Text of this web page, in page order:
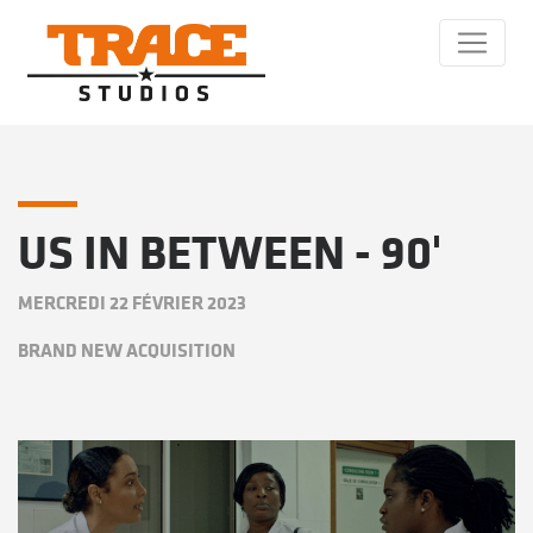
US IN BETWEEN - 90'
MERCREDI 22 FÉVRIER 2023
BRAND NEW ACQUISITION